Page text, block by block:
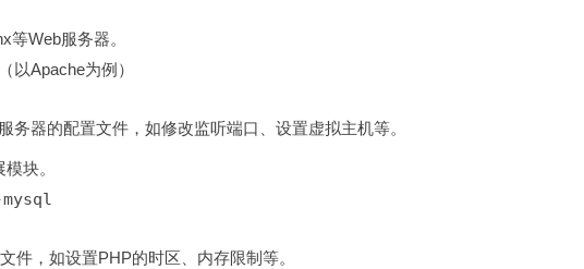
等Web服务器。
（以Apache为例）
务器的配置文件，如修改监听端口、设置虚拟主机等。
块。
件，如设置PHP的时区、内存限制等。